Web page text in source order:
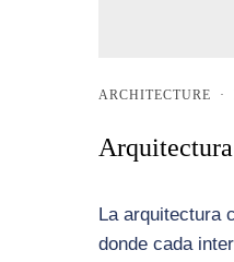
ARCHITECTURE ·
La arquitectura
donde cada